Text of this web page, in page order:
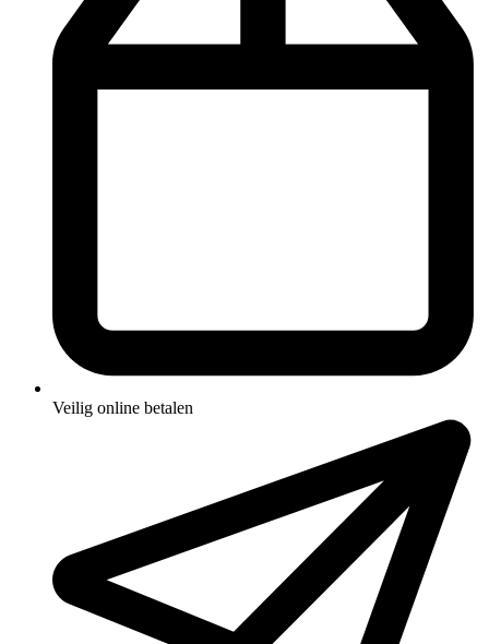
Veilig online betalen